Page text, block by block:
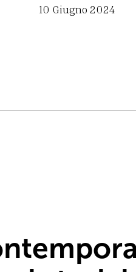
10 Giugno 2024